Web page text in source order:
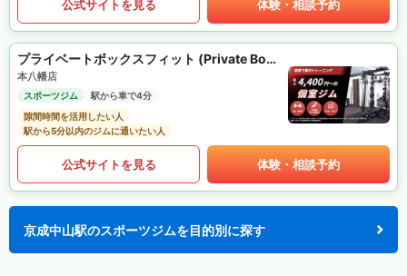
公式サイトを見る 体験・相談予約
プライベートボックスフィット (Private Box Fit)
本八幡店
スポーツジム
駅から車で4分
隙間時間を活用したい人
駅から5分以内のジムに通いたい人
公式サイトを見る 体験・相談予約
京成中山駅のスポーツジムを目的別に探す